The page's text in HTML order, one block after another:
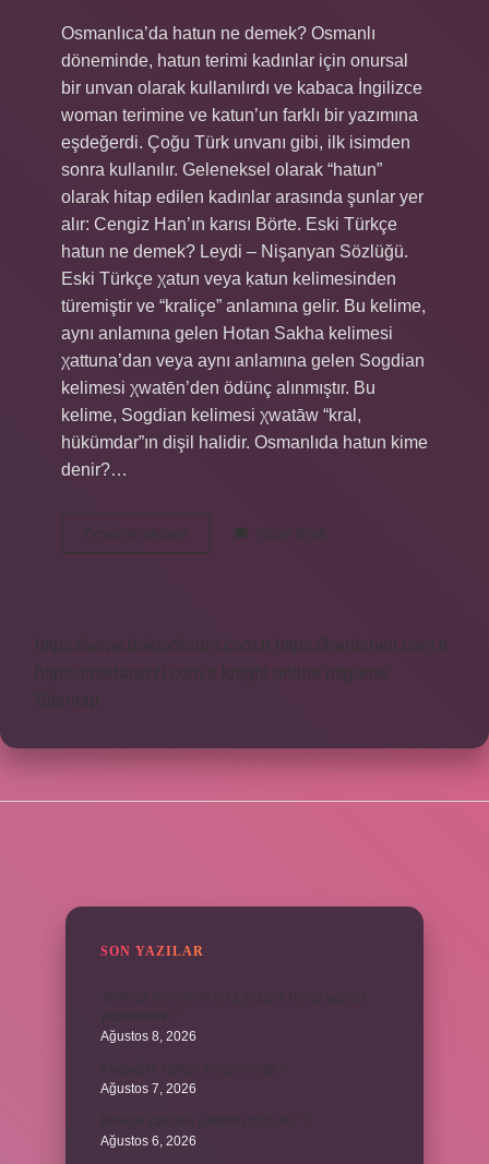
Osmanlıca’da hatun ne demek? Osmanlı
döneminde, hatun terimi kadınlar için onursal
bir unvan olarak kullanılırdı ve kabaca İngilizce
woman terimine ve katun’un farklı bir yazımına
eşdeğerdi. Çoğu Türk unvanı gibi, ilk isimden
sonra kullanılır. Geleneksel olarak “hatun”
olarak hitap edilen kadınlar arasında şunlar yer
alır: Cengiz Han’ın karısı Börte. Eski Türkçe
hatun ne demek? Leydi – Nişanyan Sözlüğü.
Eski Türkçe χatun veya ḳatun kelimesinden
türemiştir ve “kraliçe” anlamına gelir. Bu kelime,
aynı anlamına gelen Hotan Sakha kelimesi
χattuna’dan veya aynı anlamına gelen Sogdian
kelimesi χwatēn’den ödünç alınmıştır. Bu
kelime, Sogdian kelimesi χwatāw “kral,
hükümdar”ın dişil halidir. Osmanlıda hatun kime
denir?…
Devamını okuyun
Osmanlica
Yorum Bırak
https://www.doktorforum.com.tr
https://hardshell.com.tr
https://modarazzi.com.tr
knight online
nttgame
Sitemap
SON YAZILAR
Ağustos 8, 2026
Ağustos 7, 2026
Ağustos 6, 2026